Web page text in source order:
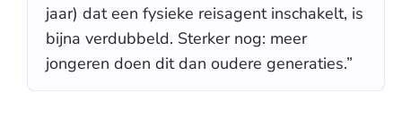
jaar) dat een fysieke reisagent inschakelt, is
bijna verdubbeld. Sterker nog: meer
jongeren doen dit dan oudere generaties.”